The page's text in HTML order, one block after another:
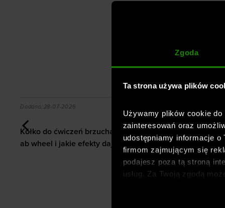
Zgoda
Ta strona używa plików
Używamy plików cookie
zainteresowań oraz
udostępniamy informacje o
firmom zajmującym się
podajesz poza tą stroną
usług. Za Twoją zgodą
formy po urazie
Kółko do ćwiczeń brzucha jak ćwiczyć z ab wheel i
Dodano:28-07-2026
Kółko do ćwiczeń brzucha jak ćwiczyć z
ab wheel i jakie efekty daje trening?
zacząć,
wybrać?